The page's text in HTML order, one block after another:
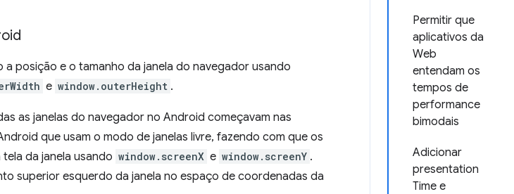
Permitir que
aplicativos da
Web
entendam os
tempos de
performance
bimodais
Adicionar
presentation
Time e
posição e o tamanho da janela do navegador usando
e window.outerHeight .
as janelas do navegador no Android começavam nas
que usam o modo de janelas livre, fazendo com que os
da janela usando window.screenX e window.screenY .
superior esquerdo da janela no espaço de coordenadas da